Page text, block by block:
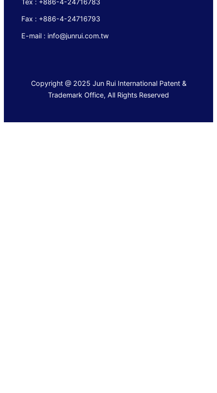
Tex : +886-4-24716783
Fax : +886-4-24716793
E-mail : info@junrui.com.tw
Copyright @ 2025 Jun Rui International Patent &
Trademark Office, All Rights Reserved